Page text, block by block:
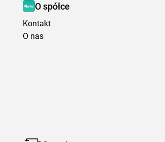
O spółce
Kontakt
O nas